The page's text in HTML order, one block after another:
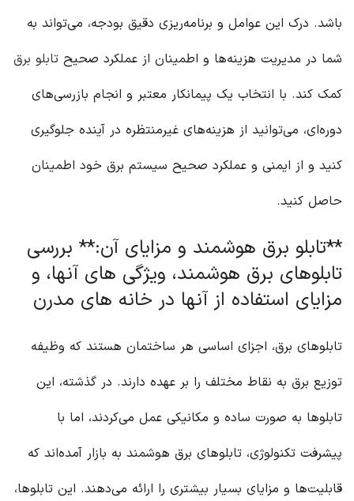
باشد. درک این عوامل و برنامه‌ریزی دقیق بودجه، می‌تواند به
شما در مدیریت هزینه‌ها و اطمینان از عملکرد صحیح تابلو برق
کمک کند. با انتخاب یک پیمانکار معتبر و انجام بازرسی‌های
دوره‌ای، می‌توانید از هزینه‌های غیرمنتظره در آینده جلوگیری
کنید و از ایمنی و عملکرد صحیح سیستم برق خود اطمینان
حاصل کنید.
**تابلو برق هوشمند و مزایای آن:** بررسی
تابلوهای برق هوشمند، ویژگی های آنها، و
مزایای استفاده از آنها در خانه های مدرن
تابلوهای برق، اجزای اساسی هر ساختمان هستند که وظیفه
توزیع برق به نقاط مختلف را بر عهده دارند. در گذشته، این
تابلوها به صورت ساده و مکانیکی عمل می‌کردند، اما با
پیشرفت تکنولوژی، تابلوهای برق هوشمند به بازار آمده‌اند که
قابلیت‌ها و مزایای بسیار بیشتری را ارائه می‌دهند. این تابلوها،